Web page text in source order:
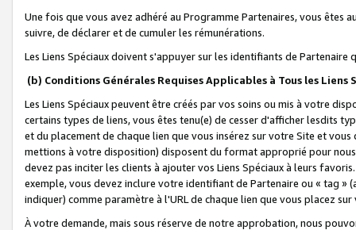
Une fois que vous avez adhéré au Programme Partenaires, vous êtes
suivre, de déclarer et de cumuler les rémunérations.
Les Liens Spéciaux doivent s'appuyer sur les identifiants de Partenaire
(b) Conditions Générales Requises Applicables à Tous les Liens
Les Liens Spéciaux peuvent être créés par vos soins ou mis à votre
certains types de liens, vous êtes tenu(e) de cesser d'afficher lesdits
et du placement de chaque lien que vous insérez sur votre Site et
mettions à votre disposition) disposent du format approprié pour
devez pas inciter les clients à ajouter vos Liens Spéciaux à leurs
exemple, vous devez inclure votre identifiant de Partenaire ou « tag
indiquer) comme paramètre à l'URL de chaque lien que vous placez
À votre demande, mais sous réserve de notre approbation, nous